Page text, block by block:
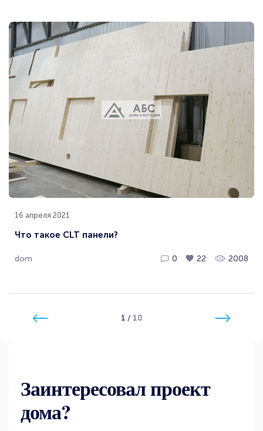
16 апреля 2021
Что такое CLT панели?
dom 0 22 2008
1 / 10
Заинтересовал проект
дома?